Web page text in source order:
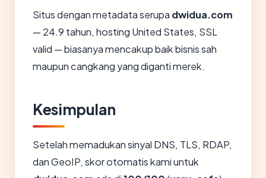
Situs dengan metadata serupa dwidua.com
— 24.9 tahun, hosting United States, SSL
valid — biasanya mencakup baik bisnis sah
maupun cangkang yang diganti merek.
Kesimpulan
Setelah memadukan sinyal DNS, TLS, RDAP,
dan GeoIP, skor otomatis kami untuk